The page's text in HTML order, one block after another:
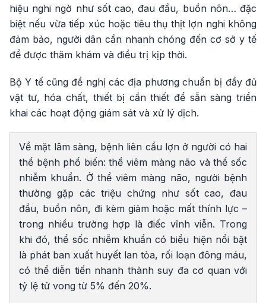
hiệu nghi ngờ như sốt cao, đau đầu, buồn nôn… đặc
biệt nếu vừa tiếp xúc hoặc tiêu thụ thịt lợn nghi không
đảm bảo, người dân cần nhanh chóng đến cơ sở y tế
để được thăm khám và điều trị kịp thời.
Bộ Y tế cũng đề nghị các địa phương chuẩn bị đầy đủ
vật tư, hóa chất, thiết bị cần thiết để sẵn sàng triển
khai các hoạt động giám sát và xử lý dịch.
Về mặt lâm sàng, bệnh liên cầu lợn ở người có hai
thể bệnh phổ biến: thể viêm màng não và thể sốc
nhiễm khuẩn. Ở thể viêm màng não, người bệnh
thường gặp các triệu chứng như sốt cao, đau
đầu, buồn nôn, đi kèm giảm hoặc mất thính lực –
trong nhiều trường hợp là điếc vĩnh viễn. Trong
khi đó, thể sốc nhiễm khuẩn có biểu hiện nổi bật
là phát ban xuất huyết lan tỏa, rối loạn đông máu,
có thể diễn tiến nhanh thành suy đa cơ quan với
tỷ lệ tử vong từ 5% đến 20%.